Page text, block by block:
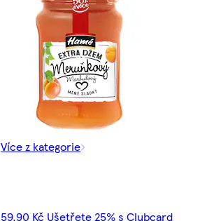
Více z kategorie
59,90 Kč Ušetřete 25% s Clubcard